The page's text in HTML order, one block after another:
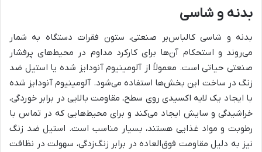
بدنه و شاسی
بدنه و شاسی کالباس‌بر صنعتی، ستون فقرات دستگاه به شمار
می‌روند و استحکام آن‌ها برای کارکرد مداوم در محیط‌های پرفشار
صنعتی حیاتی است. معمولاً از آلومینیوم آنودایز شده یا استیل ضد
زنگ در ساخت این بخش‌ها استفاده می‌شود. آلومینیوم آنودایز شده
با ایجاد یک لایه اکسیدی روی سطح، مقاومت بالایی در برابر خوردگی،
خراشیدگی و سایش ایجاد می‌کند و برای محیط‌هایی که در تماس با
رطوبت و مواد غذایی هستند، بسیار مناسب است. استیل ضد زنگ
نیز به دلیل مقاومت فوق‌العاده در برابر زنگ‌زدگی، سهولت در نظافت